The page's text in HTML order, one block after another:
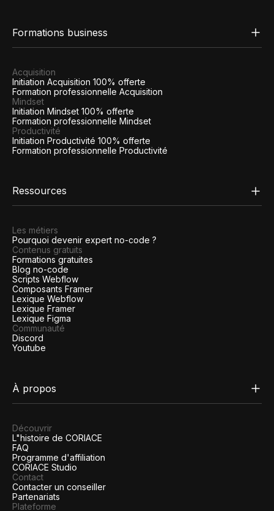
Formations business
Acquisition
Initiation Acquisition 100% offerte
Formation professionnelle Acquisition
Mindset
Initiation Mindset 100% offerte
Formation professionnelle Mindset
Productivité
Initiation Productivité 100% offerte
Formation professionnelle Productivité
Ressources
Les métiers
Pourquoi devenir expert no-code ?
Contenus gratuits
Formations gratuites
Blog no-code
Scripts Webflow
Composants Framer
Lexique Webflow
Lexique Framer
Lexique Figma
Communauté
Discord
Youtube
À propos
Découvrir
L"histoire de CORIACE
FAQ
Programme d'affiliation
CORIACE Studio
Contact
Contacter un conseiller
Partenariats
Plateforme